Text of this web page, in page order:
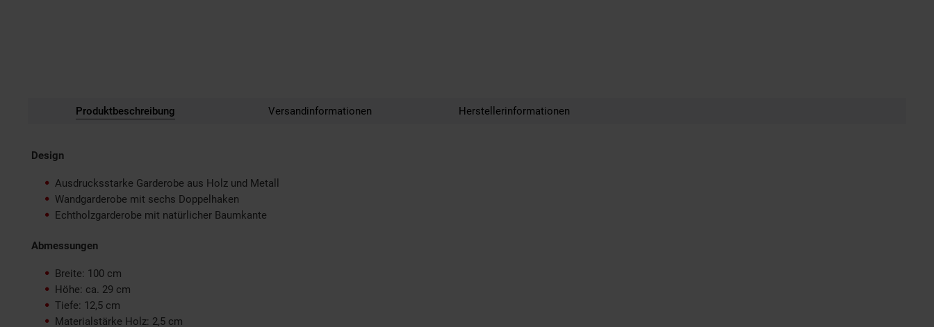
Produktbeschreibung Versandinformationen Herstellerinformationen
Design
Ausdrucksstarke Garderobe aus Holz und Metall
Wandgarderobe mit sechs Doppelhaken
Echtholzgarderobe mit natürlicher Baumkante
Abmessungen
Breite: 100 cm
Höhe: ca. 29 cm
Tiefe: 12,5 cm
Materialstärke Holz: 2,5 cm